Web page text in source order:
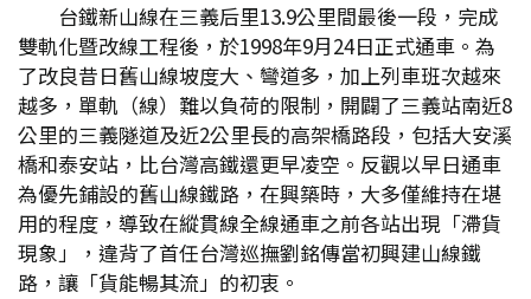
台鐵新山線在三義后里13.9公里間最後一段，完成
雙軌化暨改線工程後，於1998年9月24日正式通車。為
了改良昔日舊山線坡度大、彎道多，加上列車班次越來
越多，單軌（線）難以負荷的限制，開闢了三義站南近8
公里的三義隧道及近2公里長的高架橋路段，包括大安溪
橋和泰安站，比台灣高鐵還更早凌空。反觀以早日通車
為優先鋪設的舊山線鐵路，在興築時，大多僅維持在堪
用的程度，導致在縱貫線全線通車之前各站出現「滯貨
現象」，違背了首任台灣巡撫劉銘傳當初興建山線鐵
路，讓「貨能暢其流」的初衷。